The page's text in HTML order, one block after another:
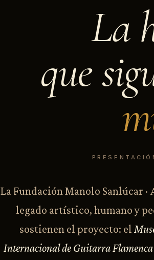
La
que
La Fundación Manolo Sanlúcar
legado artístico, humano y
sostienen el proyecto: el
Internacional de Guitarra Flamenca